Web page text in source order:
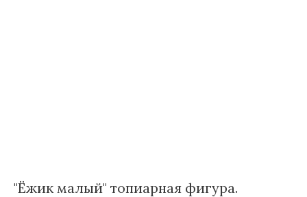
"Ёжик малый" топиарная фигура.